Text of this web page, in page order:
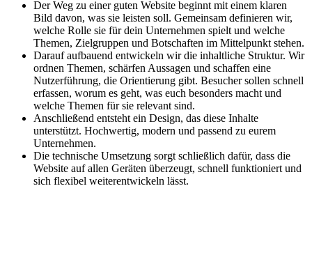
Der Weg zu einer guten Website beginnt mit einem klaren
Bild davon, was sie leisten soll. Gemeinsam definieren wir,
welche Rolle sie für dein Unternehmen spielt und welche
Themen, Zielgruppen und Botschaften im Mittelpunkt stehen.
Darauf aufbauend entwickeln wir die inhaltliche Struktur. Wir
ordnen Themen, schärfen Aussagen und schaffen eine
Nutzerführung, die Orientierung gibt. Besucher sollen schnell
erfassen, worum es geht, was euch besonders macht und
welche Themen für sie relevant sind.
Anschließend entsteht ein Design, das diese Inhalte
unterstützt. Hochwertig, modern und passend zu eurem
Unternehmen.
Die technische Umsetzung sorgt schließlich dafür, dass die
Website auf allen Geräten überzeugt, schnell funktioniert und
sich flexibel weiterentwickeln lässt.